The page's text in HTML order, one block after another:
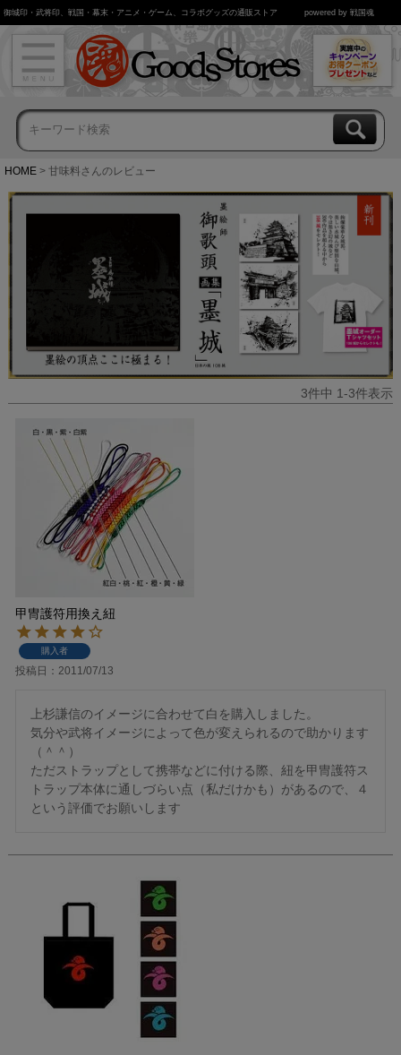
御城印・武将印、戦国・幕末・アニメ・ゲーム、コラボグッズの通販ストア powered by 戦国魂
HOME 甘味料さんのレビュー
3件中 1-3件表示
甲冑護符用換え紐
購入者
投稿日 2011/07/13
上杉謙信のイメージに合わせて白を購入しました。
気分や武将イメージによって色が変えられるので助かります
（＾＾）
ただストラップとして携帯などに付ける際、紐を甲冑護符ス
トラップ本体に通しづらい点（私だけかも）があるので、４
という評価でお願いします